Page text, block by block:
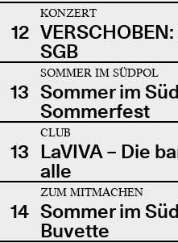
12
KONZERT
SGB
13
SOMMER IM SÜDPOL
Sommer im
Sommerfest
13
CLUB
LaVIVA – Die
alle
14
ZUM MITMACHEN
Sommer im
Buvette